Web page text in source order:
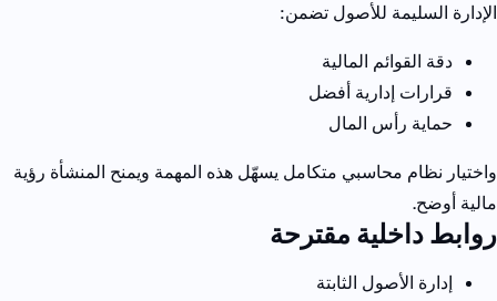
الإدارة السليمة للأصول تضمن:
دقة القوائم المالية
قرارات إدارية أفضل
حماية رأس المال
واختيار نظام محاسبي متكامل يسهّل هذه المهمة ويمنح المنشأة رؤية
مالية أوضح.
روابط داخلية مقترحة
إدارة الأصول الثابتة